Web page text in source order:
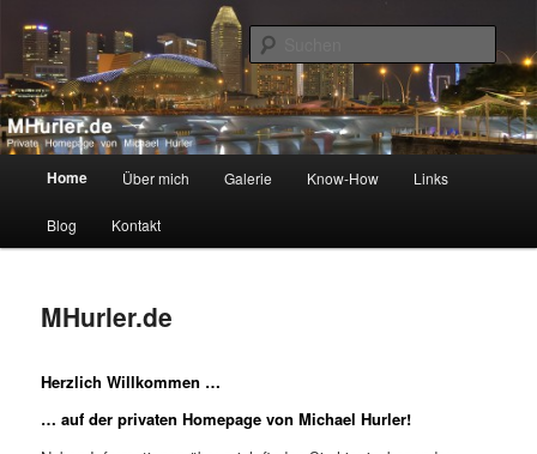
primären
Inhalt
springenMHurler.de
Private Homepage von Michael Hurler
HauptmenüHome Über mich Galerie Know-How Links
Blog Kontakt
MHurler.de
Herzlich Willkommen …
… auf der privaten Homepage von Michael Hurler!